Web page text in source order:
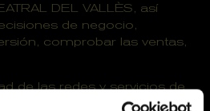
DEL VALLÈS, así
de negocio,
comprobar las ventas,
de las redes y servicios de
detectar fallos o